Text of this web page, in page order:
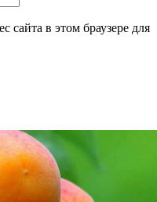
сайта в этом браузере для